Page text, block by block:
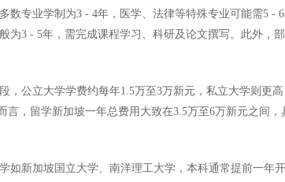
数专业学制为3 - 4年，医学、法律等特殊专业可能需5
为3 - 5年，需完成课程学习、科研及论文撰写。此外，
，公立大学学费约每年1.5万至3万新元，私立大学则更
言，留学新加坡一年总费用大致在3.5万至6万新元之间，
如新加坡国立大学、南洋理工大学，本科通常提前一